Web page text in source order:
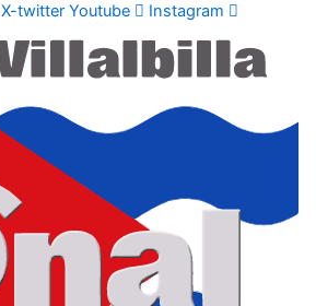
X-twitter Youtube Instagram